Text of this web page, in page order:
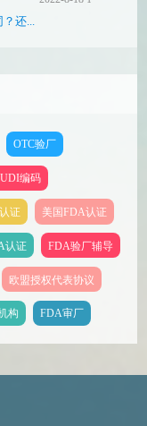
还...
OTC验厂
编码
证 美国FDA认证
认证 FDA验厂辅导
欧盟授权代表协议
构 FDA审厂